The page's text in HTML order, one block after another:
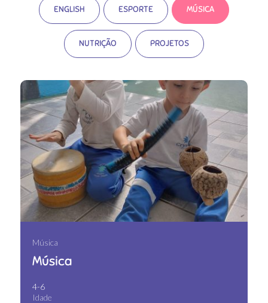
ENGLISH ESPORTE MÚSICA
NUTRIÇÃO PROJETOS
Música
Música
4-6
Idade